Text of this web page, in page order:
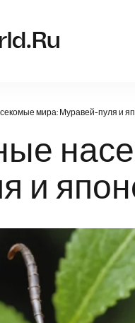
мира: Муравей-пуля и
и